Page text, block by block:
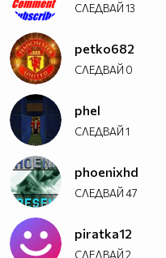
СЛЕДВАЙ13
petko682
СЛЕДВАЙ 0
phel
СЛЕДВАЙ1
phoenixhd
СЛЕДВАЙ47
piratka12
СЛЕДВАЙ2